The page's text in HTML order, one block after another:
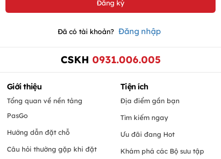
Đã có tài khoản? Đăng nhập
CSKH 0931.006.005
Giới thiệu
Tổng quan về nền tảng
PasGo
Hướng dẫn đặt chỗ
Câu hỏi thường gặp khi đặt
Tiện ích
Địa điểm gần bạn
Tìm kiếm ngay
Ưu đãi đang Hot
Khám phá các Bộ sưu tập